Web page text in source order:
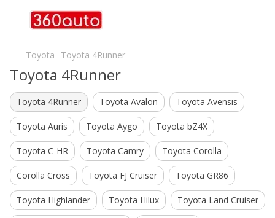
Toyota Toyota 4Runner
Toyota 4Runner
Toyota 4Runner Toyota Avalon Toyota Avensis
Toyota Auris Toyota Aygo Toyota bZ4X
Toyota C-HR Toyota Camry Toyota Corolla
Corolla Cross Toyota FJ Cruiser Toyota GR86
Toyota Highlander Toyota Hilux Toyota Land Cruiser